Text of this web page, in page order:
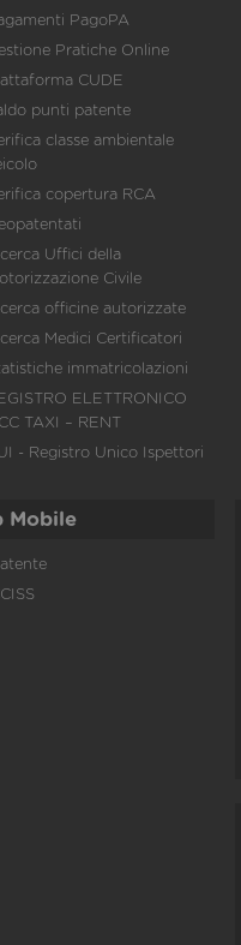
PagoPA
Pratiche Online
CUDE
punti patente
classe ambientale
copertura RCA
Uffici della
Civile
officine autorizzate
Medici Certificatori
immatricolazioni
ELETTRONICO
TAXI – RENT
- Registro Unico Ispettori
Mobile